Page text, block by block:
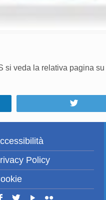
si veda la relativa pagina su
Policy